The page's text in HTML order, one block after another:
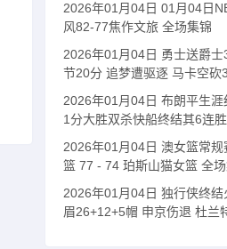
2026年01月04日 01月04日
风82-77焦作文旅 全场集锦
2026年01月04日 勇士送爵士
节20分 追梦遭驱逐 马卡空砍
2026年01月04日 布朗平生
1分大胜双杀快船终结其6连胜
2026年01月04日 澳女篮常
篮 77 - 74 珀斯山猫女篮 全
2026年01月04日 独行侠终结
眉26+12+5帽 申京伤退 杜兰